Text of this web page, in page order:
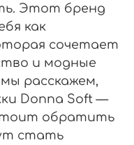
Этот бренд
как
сочетает
и модные
расскажем,
Donna Soft —
обратить
стать